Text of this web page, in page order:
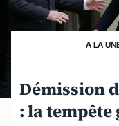
A LA
Démission
: la